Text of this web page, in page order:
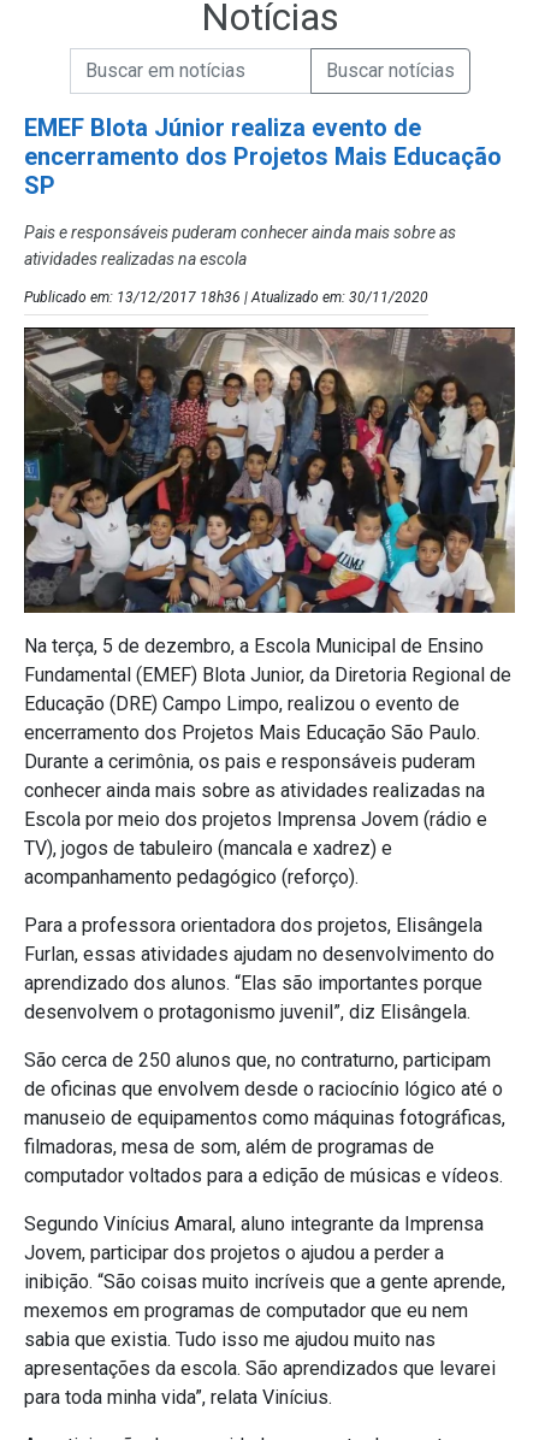
Notícias
Campo de Busca de Notícias
Campo de Busca de informaçõesEnviar a Busca de Notícias
EMEF Blota Júnior realiza evento de
encerramento dos Projetos Mais Educação
SP
Pais e responsáveis puderam conhecer ainda mais sobre as
atividades realizadas na escola
Publicado em: 13/12/2017 18h36 | Atualizado em: 30/11/2020
Na terça, 5 de dezembro, a Escola Municipal de Ensino
Fundamental (EMEF) Blota Junior, da Diretoria Regional de
Educação (DRE) Campo Limpo, realizou o evento de
encerramento dos Projetos Mais Educação São Paulo.
Durante a cerimônia, os pais e responsáveis puderam
conhecer ainda mais sobre as atividades realizadas na
Escola por meio dos projetos Imprensa Jovem (rádio e
TV), jogos de tabuleiro (mancala e xadrez) e
acompanhamento pedagógico (reforço).
Para a professora orientadora dos projetos, Elisângela
Furlan, essas atividades ajudam no desenvolvimento do
aprendizado dos alunos. “Elas são importantes porque
desenvolvem o protagonismo juvenil”, diz Elisângela.
São cerca de 250 alunos que, no contraturno, participam
de oficinas que envolvem desde o raciocínio lógico até o
manuseio de equipamentos como máquinas fotográficas,
filmadoras, mesa de som, além de programas de
computador voltados para a edição de músicas e vídeos.
Segundo Vinícius Amaral, aluno integrante da Imprensa
Jovem, participar dos projetos o ajudou a perder a
inibição. “São coisas muito incríveis que a gente aprende,
mexemos em programas de computador que eu nem
sabia que existia. Tudo isso me ajudou muito nas
apresentações da escola. São aprendizados que levarei
para toda minha vida”, relata Vinícius.